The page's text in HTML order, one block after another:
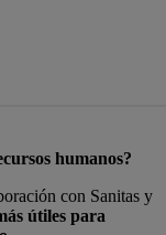
humanos?
con Sanitas y
útiles para